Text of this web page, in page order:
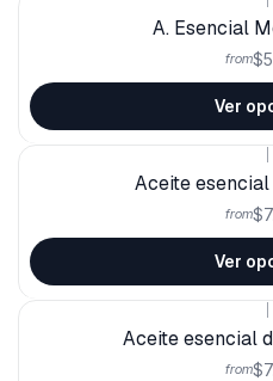
A. Esencial
from
Ver
Aceite
from
Ver
Aceite esencial
from